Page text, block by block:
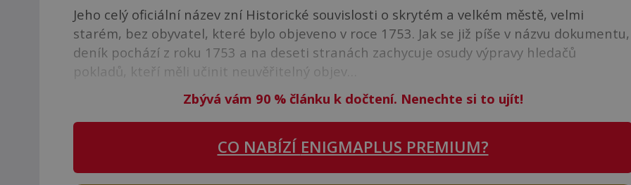
Jeho celý oficiální název zní Historické souvislosti o skrytém a velkém městě, velmi
starém, bez obyvatel, které bylo objeveno v roce 1753. Jak se již píše v názvu dokumentu,
deník pochází z roku 1753 a na deseti stranách zachycuje osudy výpravy hledačů
pokladů, kteří měli učinit neuvěřitelný objev…
Zbývá vám 90 %článku k dočtení. Nenechte si to ujít!
CO NABÍZÍ ENIGMAPLUS PREMIUM?